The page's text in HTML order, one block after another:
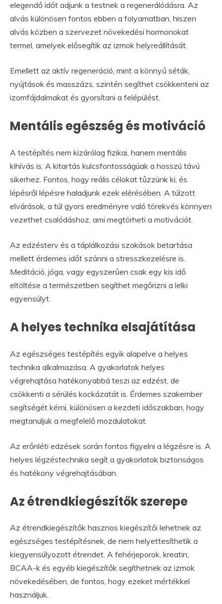
elegendő időt adjunk a testnek a regenerálódásra. Az
alvás különösen fontos ebben a folyamatban, hiszen
alvás közben a szervezet növekedési hormonokat
termel, amelyek elősegítik az izmok helyreállítását.
Emellett az aktív regeneráció, mint a könnyű séták,
nyújtások és masszázs, szintén segíthet csökkenteni az
izomfájdalmakat és gyorsítani a felépülést.
Mentális egészség és motiváció
A testépítés nem kizárólag fizikai, hanem mentális
kihívás is. A kitartás kulcsfontosságúak a hosszú távú
sikerhez. Fontos, hogy reális célokat tűzzünk ki, és
lépésről lépésre haladjunk ezek elérésében. A túlzott
elvárások, a túl gyors eredményre való törekvés könnyen
vezethet csalódáshoz, ami megtörheti a motivációt.
Az edzésterv és a táplálkozási szokások betartása
mellett érdemes időt szánni a stresszkezelésre is.
Meditáció, jóga, vagy egyszerűen csak egy kis idő
eltöltése a természetben segíthet megőrizni a lelki
egyensúlyt.
A helyes technika elsajátítása
Az egészséges testépítés egyik alapelve a helyes
technika alkalmazása. A gyakorlatok helyes
végrehajtása hatékonyabbá teszi az edzést, de
csökkenti a sérülés kockázatát is. Érdemes szakember
segítségét kérni, különösen a kezdeti időszakban, hogy
megtanuljuk a megfelelő mozdulatokat.
Az erőnléti edzések során fontos figyelni a légzésre is. A
helyes légzéstechnika segít a gyakorlatok biztonságos
és hatékony végrehajtásában.
Az étrendkiegészítők szerepe
Az étrendkiegészítők hasznos kiegészítői lehetnek az
egészséges testépítésnek, de nem helyettesíthetik a
kiegyensúlyozott étrendet. A fehérjeporok, kreatin,
BCAA-k és egyéb kiegészítők segíthetnek az izmok
növekedésében, de fontos, hogy ezeket mértékkel
használjuk.